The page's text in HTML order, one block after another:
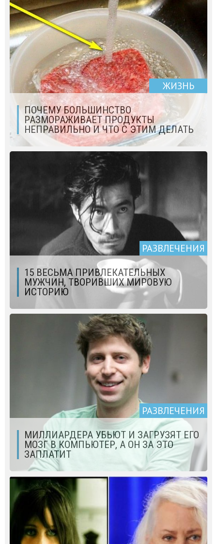
ЖИЗНЬ
ПОЧЕМУ БОЛЬШИНСТВО
РАЗМОРАЖИВАЕТ ПРОДУКТЫ
НЕПРАВИЛЬНО И ЧТО С ЭТИМ ДЕЛАТЬ
РАЗВЛЕЧЕНИЯ
15 ВЕСЬМА ПРИВЛЕКАТЕЛЬНЫХ
МУЖЧИН, ТВОРИВШИХ МИРОВУЮ
ИСТОРИЮ
РАЗВЛЕЧЕНИЯ
МИЛЛИАРДЕРА УБЬЮТ И ЗАГРУЗЯТ ЕГО
МОЗГ В КОМПЬЮТЕР, А ОН ЗА ЭТО
ЗАПЛАТИТ